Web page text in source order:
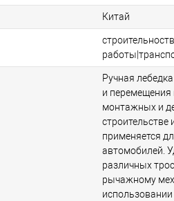
Китай
Ручная
и перемещения
монтажных и
применяется
автомобилей.
различных
рычажному